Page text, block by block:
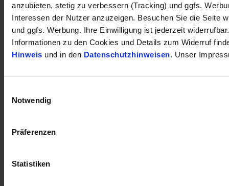
anzubieten, stetig zu verbessern (Tracking) und ggfs.
Interessen der Nutzer anzuzeigen. Besuchen Sie die Seite
und ggfs. Werbung. Ihre Einwilligung ist jederzeit
Informationen zu den Cookies und Details zum Widerruf
Hinweis und in den Datenschutzhinweisen. Unser
Notwendig
Präferenzen
Statistiken
opel-de004523
Citroen C3 YOU! 1.2 abn. AHK Einparkhilfe LED
Spurhalteassistent PDC Klimaanlage Radio Metallic
Kilometer Anzahl
Getriebeart
Einpartkhilfe hinten